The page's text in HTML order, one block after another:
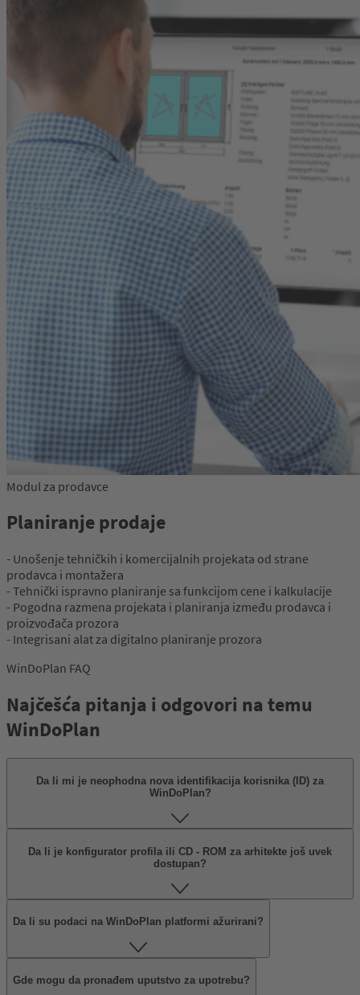
Modul za prodavce
Planiranje prodaje
- Unošenje tehničkih i komercijalnih projekata od strane
prodavca i montažera
- Tehnički ispravno planiranje sa funkcijom cene i kalkulacije
- Pogodna razmena projekata i planiranja između prodavca i
proizvođača prozora
- Integrisani alat za digitalno planiranje prozora
WinDoPlan FAQ
Najčešća pitanja i odgovori na temu
WinDoPlan
Da li mi je neophodna nova identifikacija korisnika (ID) za
WinDoPlan?
Da li je konfigurator profila ili CD - ROM za arhitekte još uvek
dostupan?
Da li su podaci na WinDoPlan platformi ažurirani?
Gde mogu da pronađem uputstvo za upotrebu?